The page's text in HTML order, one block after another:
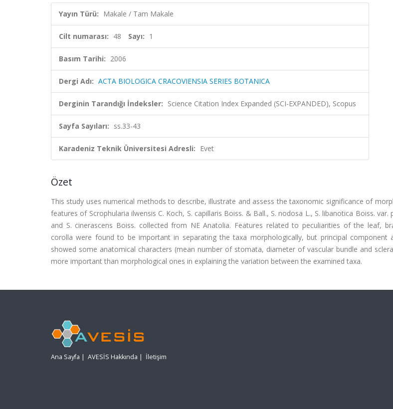
Yayın Türü: Makale / Tam Makale
Cilt numarası: 48 Sayı: 1
Basım Tarihi: 2006
Dergi Adı: ACTA BIOLOGICA CRACOVIENSIA SERIES BOTANICA
Derginin Tarandığı İndeksler: Science Citation Index Expanded (SCI-EXPANDED), Scopus
Sayfa Sayıları: ss.33-43
Karadeniz Teknik Üniversitesi Adresli: Evet
Özet
This study uses numerical methods to describe, illustrate and assess the taxonomic significance of
features of Scrophularia ilwensis C. Koch, S. capillaris Boiss. & Ball., S. nodosa L., S. libanotica Boiss. var.
and S. cinerascens Boiss. collected from NE Anatolia. Features related to peculiarities of the leaf,
corolla were found to be important in separating the taxa morphologically, but principal component
showed some anatomical characters (mean number of stomata, diameter of vascular bundle and
more important than morphological ones in explaining the variation between the examined taxa.
Ana Sayfa | AVESİS Hakkında | İletişim